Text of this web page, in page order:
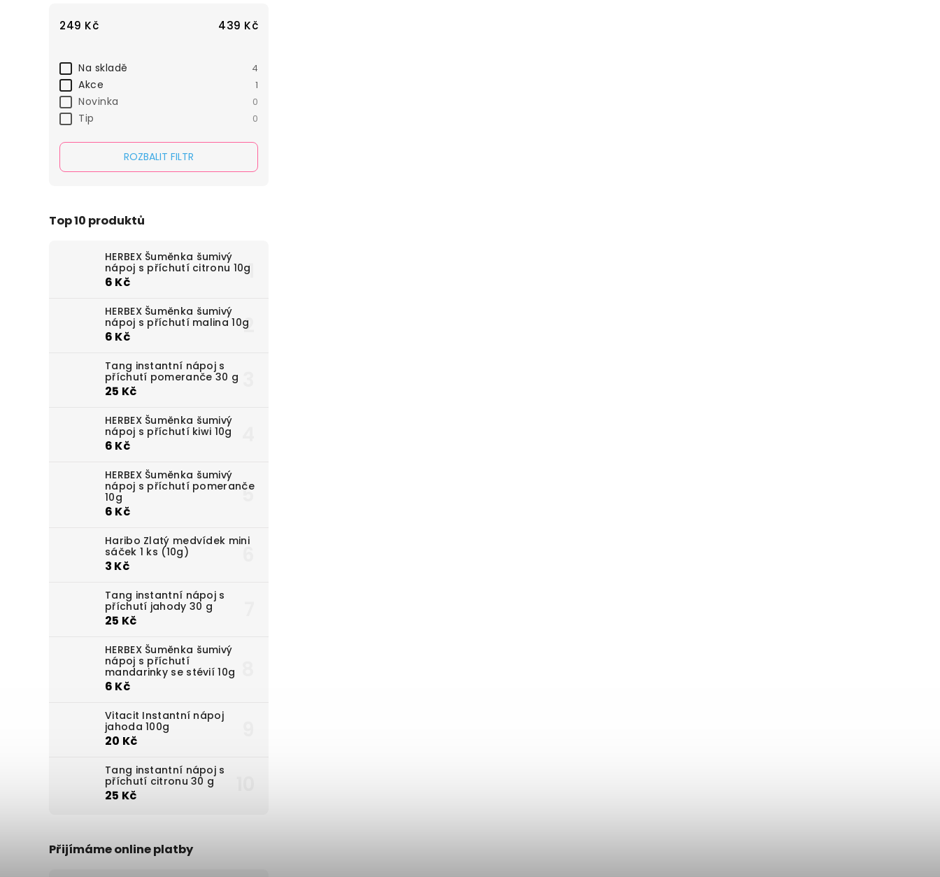
249 Kč 439 Kč
Na skladě 4
Akce 1
Novinka 0
Tip 0
ROZBALIT FILTR
Top 10 produktů
HERBEX Šuměnka šumivý
nápoj s příchutí citronu 10g
6 Kč
HERBEX Šuměnka šumivý
nápoj s příchutí malina 10g
6 Kč
Tang instantní nápoj s
příchutí pomeranče 30 g
25 Kč
HERBEX Šuměnka šumivý
nápoj s příchutí kiwi 10g
6 Kč
HERBEX Šuměnka šumivý
nápoj s příchutí pomeranče
10g
6 Kč
Haribo Zlatý medvídek mini
sáček 1 ks (10g)
3 Kč
Tang instantní nápoj s
příchutí jahody 30 g
25 Kč
HERBEX Šuměnka šumivý
nápoj s příchutí
mandarinky se stévií 10g
6 Kč
Vitacit Instantní nápoj
jahoda 100g
20 Kč
Tang instantní nápoj s
příchutí citronu 30 g
25 Kč
Přijímáme online platby